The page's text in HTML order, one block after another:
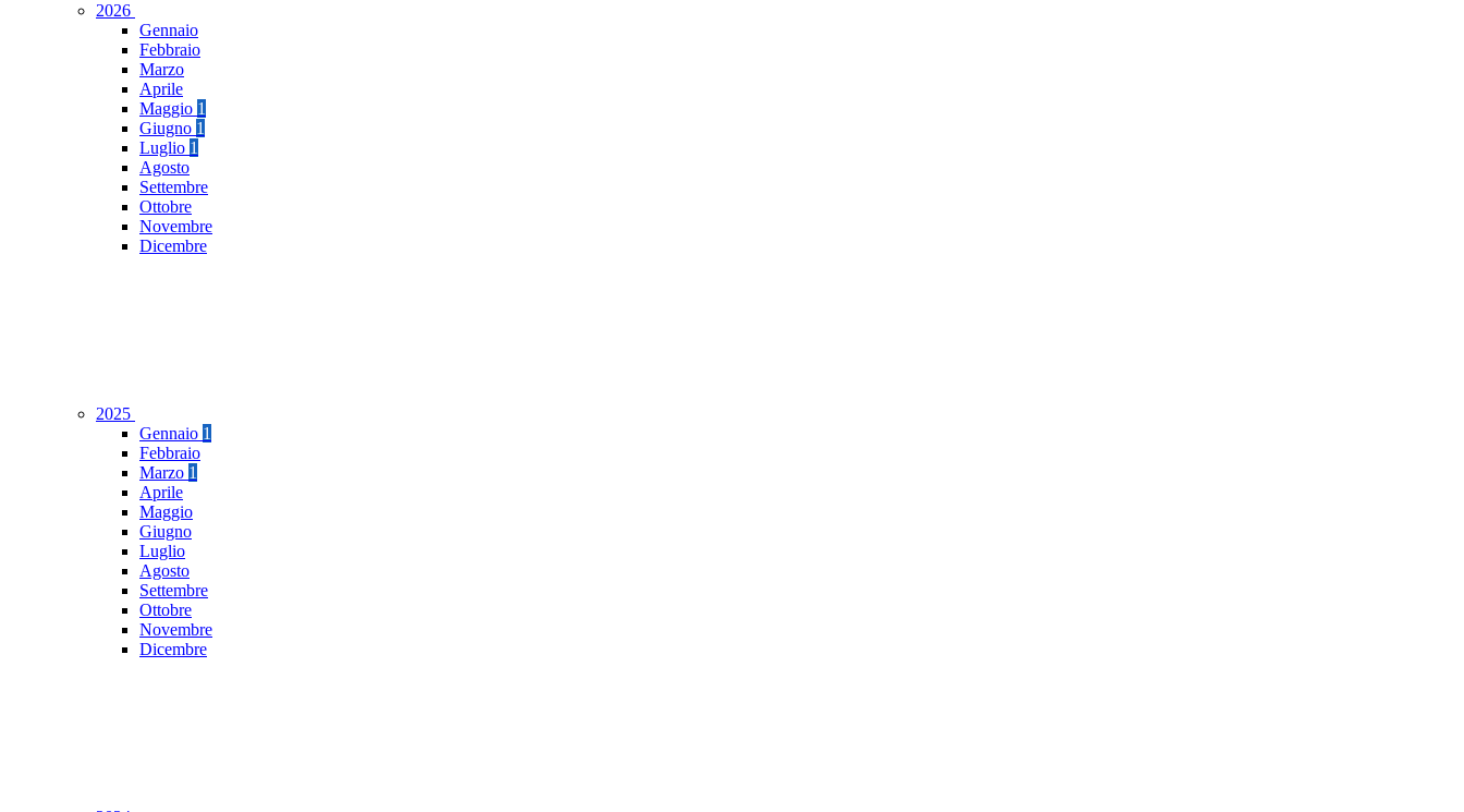
2026
Gennaio
Febbraio
Marzo
Aprile
Maggio 1
Giugno 1
Luglio 1
Agosto
Settembre
Ottobre
Novembre
Dicembre
2025
Gennaio 1
Febbraio
Marzo 1
Aprile
Maggio
Giugno
Luglio
Agosto
Settembre
Ottobre
Novembre
Dicembre